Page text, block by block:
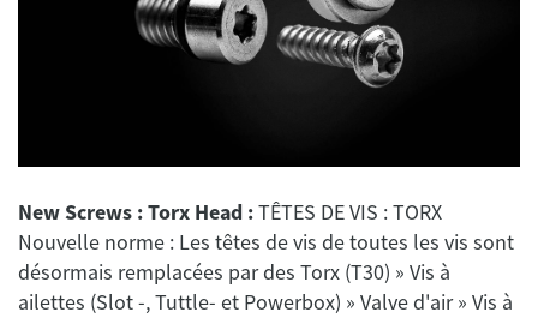
New Screws : Torx Head :TÊTES DE VIS : TORX
Nouvelle norme : Les têtes de vis de toutes les vis sont
désormais remplacées par des Torx (T30) » Vis à
ailettes (Slot -, Tuttle- et Powerbox) » Valve d'air » Vis à